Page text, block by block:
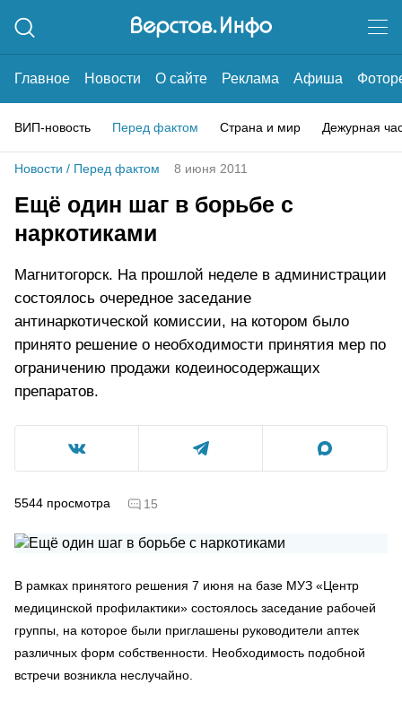
Главное Новости О сайте Реклама Афиша
ВИП-новость Перед фактом Страна и мир Дежурная
Новости / Перед фактом 8 июня 2011
Ещё один шаг в борьбе с
наркотиками
Магнитогорск. На прошлой неделе в администрации
состоялось очередное заседание
антинаркотической комиссии, на котором было
принято решение о необходимости принятия мер по
ограничению продажи кодеиносодержащих
препаратов.
5544 просмотра 15
В рамках принятого решения 7 июня на базе МУЗ «Центр
медицинской профилактики» состоялось заседание рабочей
группы, на которое были приглашены руководители аптек
различных форм собственности. Необходимость подобной
встречи возникла неслучайно.